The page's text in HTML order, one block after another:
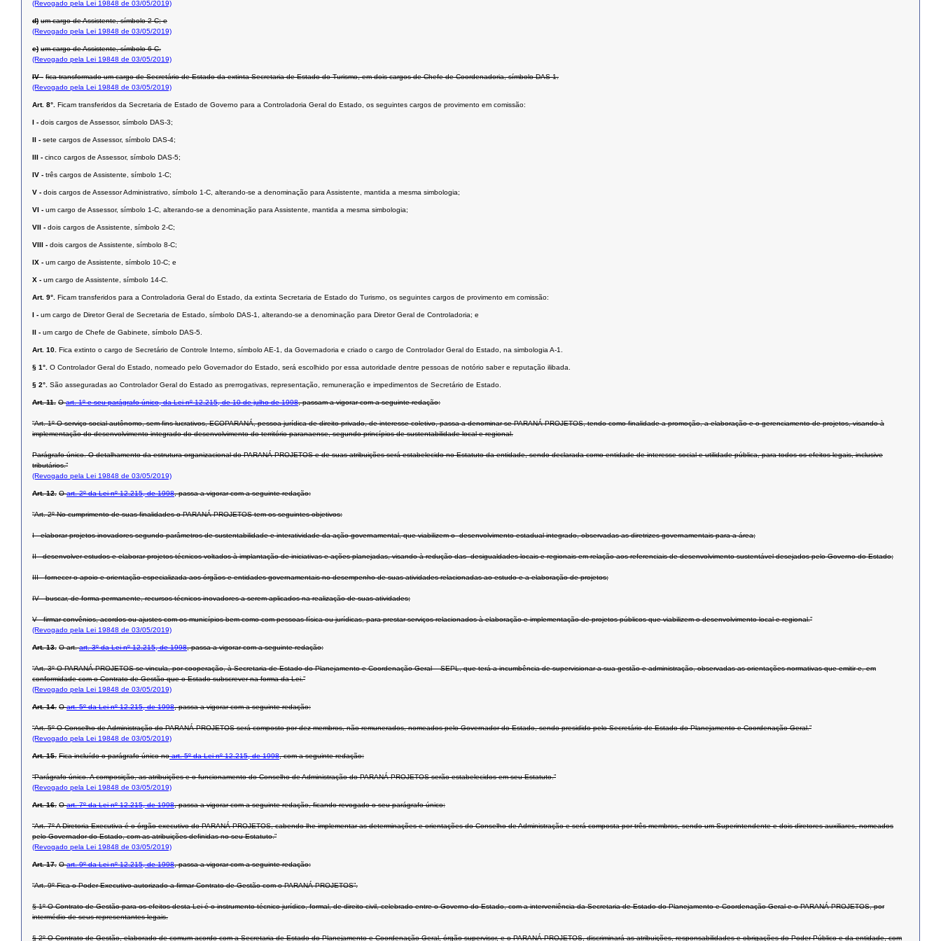
(Revogado pela Lei 19848 de 03/05/2019)
d) um cargo de Assistente, símbolo 2-C; e
(Revogado pela Lei 19848 de 03/05/2019)
e) um cargo de Assistente, símbolo 6-C.
(Revogado pela Lei 19848 de 03/05/2019)
IV - fica transformado um cargo de Secretário de Estado da extinta Secretaria de Estado do Turismo, em dois cargos de Chefe de Coordenadoria, símbolo DAS-1.
(Revogado pela Lei 19848 de 03/05/2019)
Art. 8°. Ficam transferidos da Secretaria de Estado de Governo para a Controladoria Geral do Estado, os seguintes cargos de provimento em comissão:
I - dois cargos de Assessor, símbolo DAS-3;
II - sete cargos de Assessor, símbolo DAS-4;
III - cinco cargos de Assessor, símbolo DAS-5;
IV - três cargos de Assistente, símbolo 1-C;
V - dois cargos de Assessor Administrativo, símbolo 1-C, alterando-se a denominação para Assistente, mantida a mesma simbologia;
VI - um cargo de Assessor, símbolo 1-C, alterando-se a denominação para Assistente, mantida a mesma simbologia;
VII - dois cargos de Assistente, símbolo 2-C;
VIII - dois cargos de Assistente, símbolo 8-C;
IX - um cargo de Assistente, símbolo 10-C; e
X - um cargo de Assistente, símbolo 14-C.
Art. 9°. Ficam transferidos para a Controladoria Geral do Estado, da extinta Secretaria de Estado do Turismo, os seguintes cargos de provimento em comissão:
I - um cargo de Diretor Geral de Secretaria de Estado, símbolo DAS-1, alterando-se a denominação para Diretor Geral de Controladoria; e
II - um cargo de Chefe de Gabinete, símbolo DAS-5.
Art. 10. Fica extinto o cargo de Secretário de Controle Interno, símbolo AE-1, da Governadoria e criado o cargo de Controlador Geral do Estado, na simbologia A-1.
§ 1°. O Controlador Geral do Estado, nomeado pelo Governador do Estado, será escolhido por essa autoridade dentre pessoas de notório saber e reputação ilibada.
§ 2°. São asseguradas ao Controlador Geral do Estado as prerrogativas, representação, remuneração e impedimentos de Secretário de Estado.
Art. 11. Oart. 1º e seu parágrafo único, da Lei nº 12.215, de 10 de julho de 1998, passam a vigorar com a seguinte redação:
“Art. 1º O serviço social autônomo, sem fins lucrativos, ECOPARANÁ, pessoa jurídica de direito privado, de interesse coletivo, passa a denominar-se PARANÁ PROJETOS, tendo como finalidade a promoção, a elaboração e o gerenciamento de projetos, visando à
implementação do desenvolvimento integrado do desenvolvimento do território paranaense, segundo princípios de sustentabilidade local e regional.
Parágrafo único. O detalhamento da estrutura organizacional do PARANÁ PROJETOS e de suas atribuições será estabelecido no Estatuto da entidade, sendo declarada como entidade de interesse social e utilidade pública, para todos os efeitos legais, inclusive
tributários.”
(Revogado pela Lei 19848 de 03/05/2019)
Art. 12. Oart. 2º da Lei nº 12.215, de 1998, passa a vigorar com a seguinte redação:
“Art. 2º No cumprimento de suas finalidades o PARANÁ PROJETOS tem os seguintes objetivos:
I - elaborar projetos inovadores segundo parâmetros de sustentabilidade e interatividade da ação governamental, que viabilizem o desenvolvimento estadual integrado, observadas as diretrizes governamentais para a área;
II - desenvolver estudos e elaborar projetos técnicos voltados à implantação de iniciativas e ações planejadas, visando à redução das desigualdades locais e regionais em relação aos referenciais de desenvolvimento sustentável desejados pelo Governo do Estado;
III - fornecer o apoio e orientação especializada aos órgãos e entidades governamentais no desempenho de suas atividades relacionadas ao estudo e a elaboração de projetos;
IV - buscar, de forma permanente, recursos técnicos inovadores a serem aplicados na realização de suas atividades;
V - firmar convênios, acordos ou ajustes com os municípios bem como com pessoas física ou jurídicas, para prestar serviços relacionados à elaboração e implementação de projetos públicos que viabilizem o desenvolvimento local e regional.”
(Revogado pela Lei 19848 de 03/05/2019)
Art. 13. O art.art. 3º da Lei nº 12.215, de 1998, passa a vigorar com a seguinte redação:
“Art. 3º O PARANÁ PROJETOS se vincula, por cooperação, à Secretaria de Estado do Planejamento e Coordenação Geral – SEPL, que terá a incumbência de supervisionar a sua gestão e administração, observadas as orientações normativas que emitir e, em
conformidade com o Contrato de Gestão que o Estado subscrever na forma da Lei.”
(Revogado pela Lei 19848 de 03/05/2019)
Art. 14. Oart. 5º da Lei nº 12.215, de 1998, passa a vigorar com a seguinte redação:
“Art. 5º O Conselho de Administração do PARANÁ PROJETOS será composto por dez membros, não remunerados, nomeados pelo Governador do Estado, sendo presidido pelo Secretário de Estado do Planejamento e Coordenação Geral.”
(Revogado pela Lei 19848 de 03/05/2019)
Art. 15. Fica incluído o parágrafo único no art. 5º da Lei nº 12.215, de 1998, com a seguinte redação:
“Parágrafo único. A composição, as atribuições e o funcionamento do Conselho de Administração do PARANÁ PROJETOS serão estabelecidos em seu Estatuto.”
(Revogado pela Lei 19848 de 03/05/2019)
Art. 16. Oart. 7º da Lei nº 12.215, de 1998, passa a vigorar com a seguinte redação, ficando revogado o seu parágrafo único:
“Art. 7º A Diretoria Executiva é o órgão executivo do PARANÁ PROJETOS, cabendo-lhe implementar as determinações e orientações do Conselho de Administração e será composta por três membros, sendo um Superintendente e dois diretores auxiliares, nomeados
pelo Governador do Estado, com as atribuições definidas no seu Estatuto.”
(Revogado pela Lei 19848 de 03/05/2019)
Art. 17. Oart. 9º da Lei nº 12.215, de 1998, passa a vigorar com a seguinte redação:
“Art. 9º Fica o Poder Executivo autorizado a firmar Contrato de Gestão com o PARANÁ PROJETOS”.
§ 1º O Contrato de Gestão para os efeitos desta Lei é o instrumento técnico-jurídico, formal, de direito civil, celebrado entre o Governo do Estado, com a interveniência da Secretaria de Estado do Planejamento e Coordenação Geral e o PARANÁ PROJETOS, por
intermédio de seus representantes legais.
§ 2º O Contrato de Gestão, elaborado de comum acordo com a Secretaria de Estado do Planejamento e Coordenação Geral, órgão supervisor, e o PARANÁ PROJETOS, discriminará as atribuições, responsabilidades e obrigações do Poder Público e da entidade, com